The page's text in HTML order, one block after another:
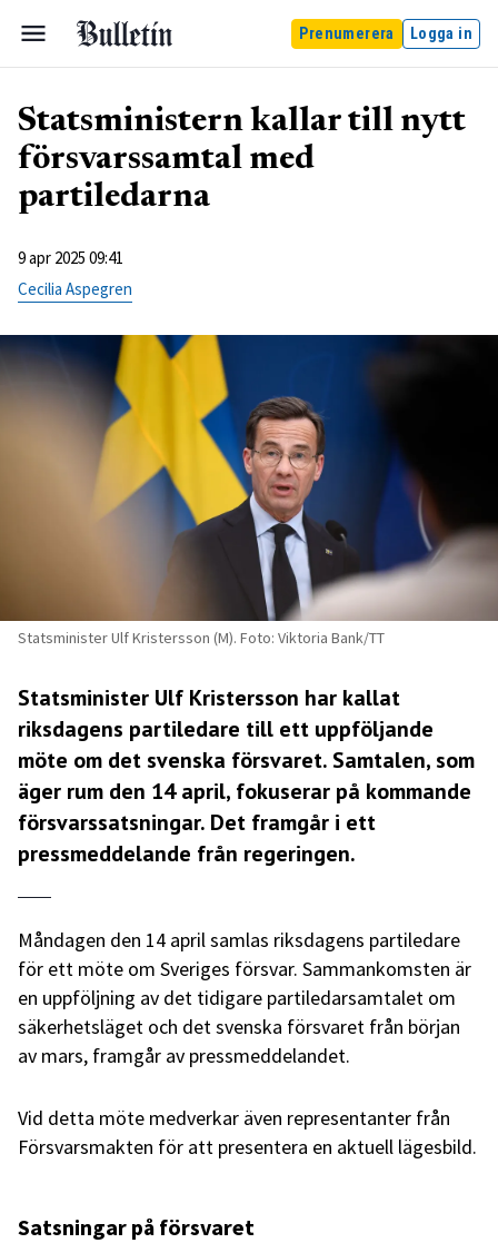
Prenumerera Logga in
Statsministern kallar till nytt
försvarssamtal med
partiledarna
9 apr 2025 09:41
Cecilia Aspegren
Statsminister Ulf Kristersson (M). Foto: Viktoria Bank/TT
Statsminister Ulf Kristersson har kallat
riksdagens partiledare till ett uppföljande
möte om det svenska försvaret. Samtalen, som
äger rum den 14 april, fokuserar på kommande
försvarssatsningar. Det framgår i ett
pressmeddelande från regeringen.
Måndagen den 14 april samlas riksdagens partiledare
för ett möte om Sveriges försvar. Sammankomsten är
en uppföljning av det tidigare partiledarsamtalet om
säkerhetsläget och det svenska försvaret från början
av mars, framgår av pressmeddelandet.
Vid detta möte medverkar även representanter från
Försvarsmakten för att presentera en aktuell lägesbild.
Satsningar på försvaret